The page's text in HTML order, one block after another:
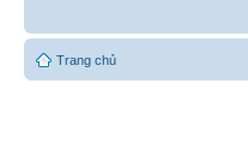
Trang chủ